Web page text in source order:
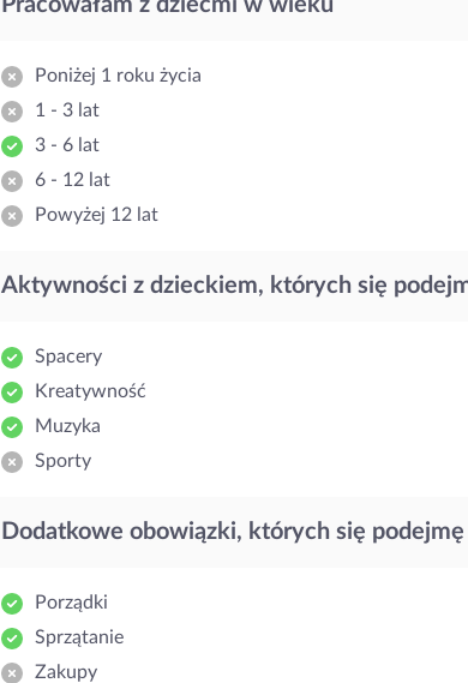
Pracowałam z dziećmi w wieku
Poniżej 1 roku życia
1 - 3 lat
3 - 6 lat
6 - 12 lat
Powyżej 12 lat
Aktywności z dzieckiem, których się
Spacery
Kreatywność
Muzyka
Sporty
Dodatkowe obowiązki, których się podejmę
Porządki
Sprzątanie
Zakupy